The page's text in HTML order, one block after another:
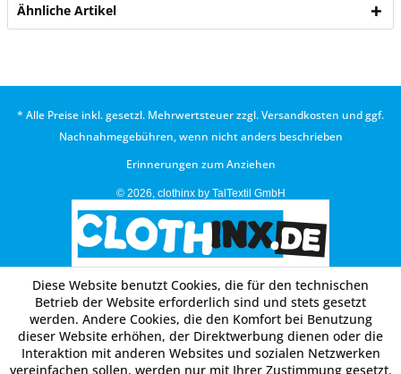
Ähnliche Artikel
* Alle Preise inkl. gesetzl. Mehrwertsteuer zzgl.Versandkosten und ggf.
Nachnahmegebühren, wenn nicht anders beschrieben
Erinnerungen zum Anziehen
© 2026, clothinx by TalTextil GmbH
Diese Website benutzt Cookies, die für den technischen
Betrieb der Website erforderlich sind und stets gesetzt
werden. Andere Cookies, die den Komfort bei Benutzung
dieser Website erhöhen, der Direktwerbung dienen oder die
Interaktion mit anderen Websites und sozialen Netzwerken
vereinfachen sollen, werden nur mit Ihrer Zustimmung gesetzt.